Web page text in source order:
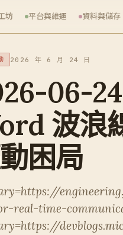
坊 平台與維運 資料與儲存
2026 年 6 月 24 日
06-
波浪
困局
real-time-